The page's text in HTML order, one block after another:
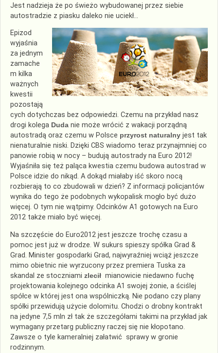
Jest nadzieja że po świeżo wybudowanej przez siebie
autostradzie z piasku daleko nie uciekł…
Epizod
wyjaśnia
za jednym
zamache
m kilka
ważnych
kwestii
pozostają
cych dotychczas bez odpowiedzi. Czemu na przykład nasz
drogi kolega Duda nie może wrócić z wakacji porządną
autostradą oraz czemu w Polsce przyrost naturalny jest tak
nienaturalnie niski. Dzięki CBS wiadomo teraz przynajmniej co
panowie robią w nocy – budują autostrady na Euro 2012!
Wyjaśniła się też paląca kwestia czemu budowa autostrad w
Polsce idzie do nikąd. A dokąd miałaby iść skoro nocą
rozbierają to co zbudowali w dzień? Z informacji policjantów
wynika do tego że podobnych wykopalisk mogło być dużo
więcej. O tym nie wątpimy. Odcinków A1 gotowych na Euro
2012 także miało być więcej.
Na szczęście do Euro2012 jest jeszcze trochę czasu a
pomoc jest już w drodze. W sukurs spieszy spółka Grad &
Grad. Minister gospodarki Grad, najwyraźniej wciąż jeszcze
mimo obietnic nie wyrzucony przez premiera Tuska za
skandal ze stoczniami zlecił mianowicie niedawno fuchę
projektowania kolejnego odcinka A1 swojej żonie, a ściślej
spółce w której jest ona wspólniczką. Nie podano czy plany
spółki przewidują użycie dolomitu. Chodzi o drobny kontrakt
na jedyne 7,5 mln zł tak że szczegółami takimi na przykład jak
wymagany przetarg publiczny raczej się nie kłopotano.
Zawsze o tyle kameralniej załatwić sprawy w gronie
rodzinnym.